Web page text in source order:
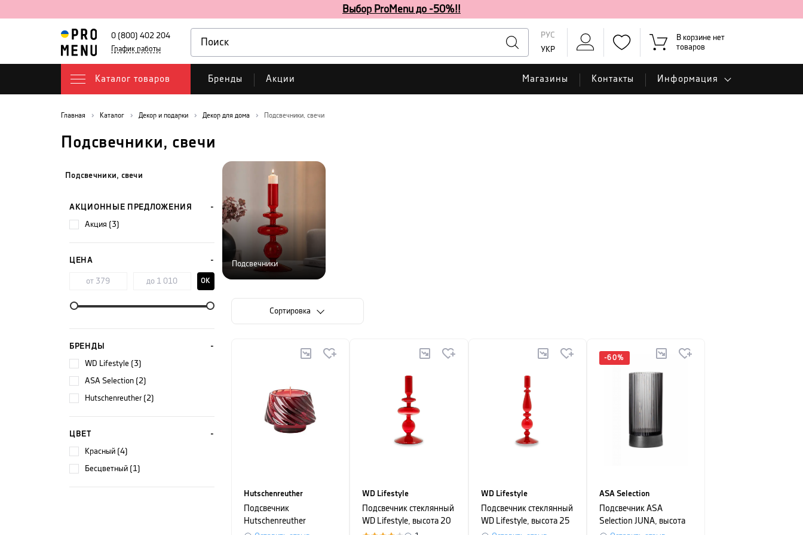
Выбор ProMenu до -50%!!
0 (800) 402 204
График работы
РУС
УКР
В корзине нет
товаров
Каталог товаров Бренды Акции Магазины Контакты Информация
Главная Каталог Декор и подарки Декор для дома Подсвечники, свечи
Подсвечники, свечи
Подсвечники, свечи
АКЦИОННЫЕ ПРЕДЛОЖЕНИЯ
акция (3)
ЦЕНА
OK
БРЕНДЫ
WD Lifestyle (3)
ASA Selection (2)
Hutschenreuther (2)
ЦВЕТ
красный (4)
бесцветный (1)
Подсвечники
Cортировка
Hutschenreuther
Подсвечник
Hutschenreuther
WD Lifestyle
Подсвечник стеклянный
WD Lifestyle, высота 20
WD Lifestyle
Подсвечник стеклянный
WD Lifestyle, высота 25
-60%
ASA Selection
Подсвечник ASA
Selection JUNA, высота